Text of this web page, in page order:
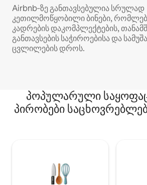
Airbnb‑ზე განთავსებულია სრულად
კეთილმოწყობილი ბინები,
კადრების დაკომპლექტების,
განთავსების საჭიროებისა და
ცვლილების დროს.
პოპულარული
პირობები